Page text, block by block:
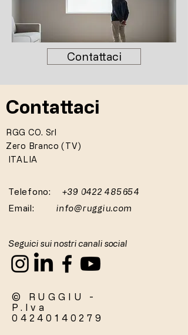
Contattaci
Contattaci
RGG CO. Srl
Zero Branco (TV)
ITALIA
Telefono:
+39 0422 485654
Email: info@ruggiu.com
Seguici sui nostri canali social
© RUGGIU -
P.Iva
04240140279